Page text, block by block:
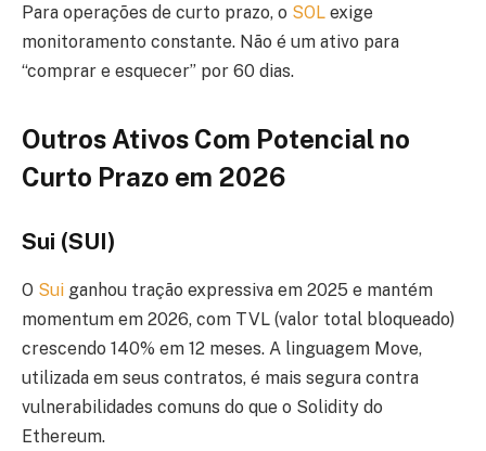
Para operações de curto prazo, o SOL exige
monitoramento constante. Não é um ativo para
“comprar e esquecer” por 60 dias.
Outros Ativos Com Potencial no
Curto Prazo em 2026
Sui (SUI)
O Sui ganhou tração expressiva em 2025 e mantém
momentum em 2026, com TVL (valor total bloqueado)
crescendo 140% em 12 meses. A linguagem Move,
utilizada em seus contratos, é mais segura contra
vulnerabilidades comuns do que o Solidity do
Ethereum.